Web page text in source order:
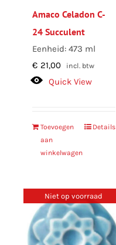
Amaco Celadon C-
24 Succulent
Eenheid: 473 ml
€ 21,00 incl. btw
Quick View
Toevoegen
aan
winkelwagen
Details
Niet op voorraad